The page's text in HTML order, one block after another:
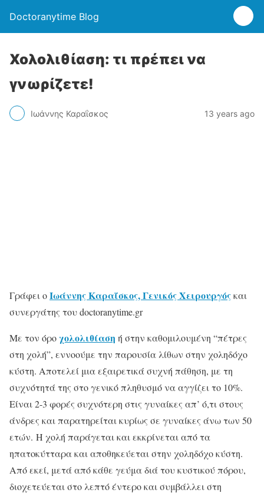
Doctoranytime Blog
Χολολιθίαση: τι πρέπει να
γνωρίζετε!
Ιωάννης Καραΐσκος 13 years ago
Γράφει οΙωάννης Καραΐσκος, Γενικός Χειρουργόςκαι
συνεργάτης του doctoranytime.gr
Με τον όροχολολιθίαση ή στην καθομιλουμένη “πέτρες
στη χολή”, εννοούμε την παρουσία λίθων στην χοληδόχο
κύστη. Αποτελεί μια εξαιρετικά συχνή πάθηση, με τη
συχνότητά της στο γενικό πληθυσμό να αγγίζει το 10%.
Είναι 2-3 φορές συχνότερη στις γυναίκες απ’ ό,τι στους
άνδρες και παρατηρείται κυρίως σε γυναίκες άνω των 50
ετών. Η χολή παράγεται και εκκρίνεται από τα
ηπατοκύτταρα και αποθηκεύεται στην χοληδόχο κύστη.
Από εκεί, μετά από κάθε γεύμα διά του κυστικού πόρου,
διοχετεύεται στο λεπτό έντερο και συμβάλλει στη